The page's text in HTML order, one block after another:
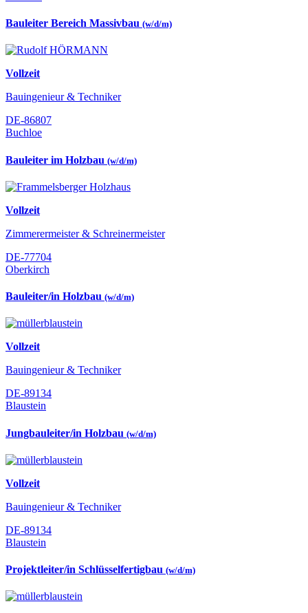
Bauleiter Bereich Massivbau (w/d/m)
Vollzeit
Bauingenieur & Techniker
DE-86807
Buchloe
Bauleiter im Holzbau (w/d/m)
Vollzeit
Zimmerermeister & Schreinermeister
DE-77704
Oberkirch
Bauleiter/in Holzbau (w/d/m)
Vollzeit
Bauingenieur & Techniker
DE-89134
Blaustein
Jungbauleiter/in Holzbau (w/d/m)
Vollzeit
Bauingenieur & Techniker
DE-89134
Blaustein
Projektleiter/in Schlüsselfertigbau (w/d/m)